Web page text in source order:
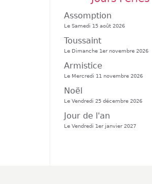
Assomption
Le Samedi 15 août 2026
Toussaint
Le Dimanche 1er novembre 2026
Armistice
Le Mercredi 11 novembre 2026
Noël
Le Vendredi 25 décembre 2026
Jour de l'an
Le Vendredi 1er janvier 2027